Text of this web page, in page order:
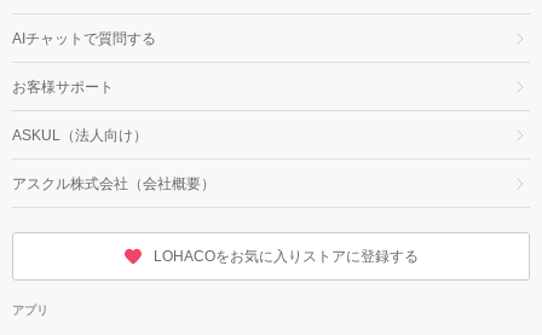
AIチャットで質問する
お客様サポート
ASKUL（法人向け）
アスクル株式会社（会社概要）
LOHACOをお気に入りストアに登録する
アプリ